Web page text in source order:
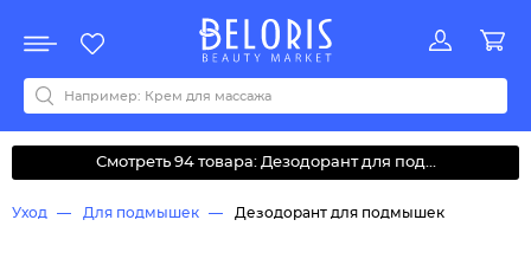
Акции
Все бренды
0-9ABCDEFGHIJKLMNOPQRSTUVWYZАБВДЗИМОКЛНПРСТУФ
Смотреть 94 товара: Дезодорант для под...
Уход Для подмышек Дезодорант для подмышек